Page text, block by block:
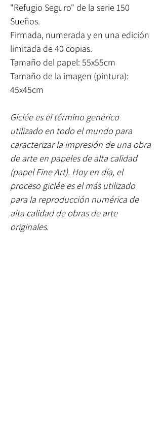
"Refugio Seguro" de la serie 150
Sueños.
Firmada, numerada y en una edición
limitada de 40 copias.
Tamaño del papel: 55x55cm
Tamaño de la imagen (pintura):
45x45cm
Giclée es el término genérico
utilizado en todo el mundo para
caracterizar la impresión de una obra
de arte en papeles de alta calidad
(papel Fine Art). Hoy en día, el
proceso giclée es el más utilizado
para la reproducción numérica de
alta calidad de obras de arte
originales.